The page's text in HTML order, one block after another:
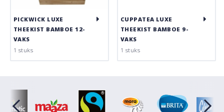
PICKWICK LUXE
THEEKIST BAMBOE 12-
VAKS
1 stuks
CUPPATEA LUXE
THEEKIST BAMBOE 9-
VAKS
1 stuks